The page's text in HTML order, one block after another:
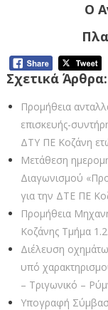
Ο
Σχετικά Άρθρα:
Προμήθεια
επισκευής-
ΔΤΥ ΠΕ Κοζάνη
Μετάθεση
Διαγωνισμού
για την ΔΤΕ ΠΕ
Προμήθεια
Κοζάνης Τμήμα
Διέλευση
υπό
– Τριγωνικό –
Υπογραφή